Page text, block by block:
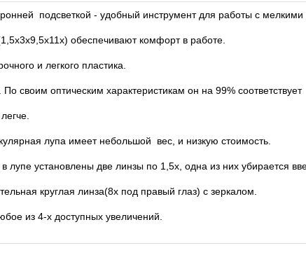
подсветкой - удобный инструмент для работы с мелкими
обеспечивают комфорт в работе.
и легкого пластика.
своим оптическим характеристикам он на 99% соответствует
лупа имеет небольшой вес, и низкую стоимость.
лупе установлены две линзы по 1,5х, одна из них убирается
круглая линза(8х под правый глаз) с зеркалом.
из 4-х доступных увеличений.